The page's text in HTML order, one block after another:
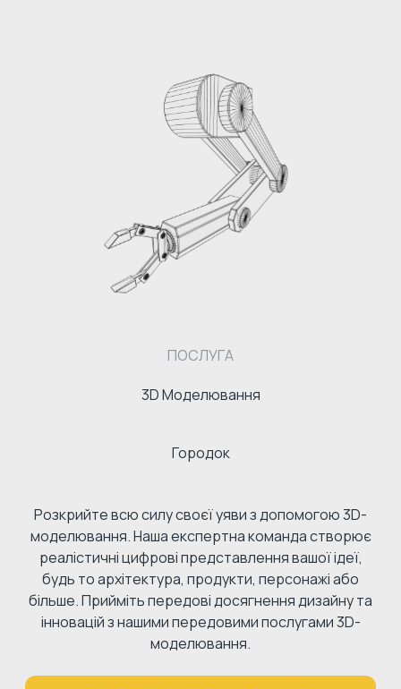
ПОСЛУГА
3D Моделювання
Городок
Розкрийте всю силу своєї уяви з допомогою 3D-
моделювання. Наша експертна команда створює
реалістичні цифрові представлення вашої ідеї,
будь то архітектура, продукти, персонажі або
більше. Прийміть передові досягнення дизайну та
інновацій з нашими передовими послугами 3D-
моделювання.